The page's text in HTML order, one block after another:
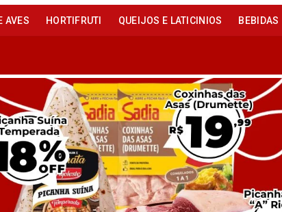
AVES HORTIFRUTI QUEIJOS E LATICINIOS BEBIDAS